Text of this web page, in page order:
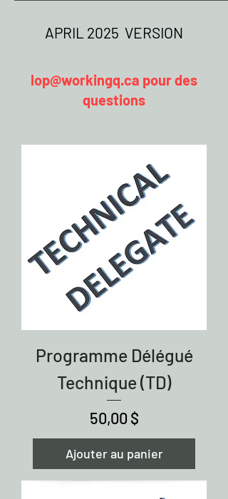
APRIL 2025 VERSION
lop@workingq.ca pour des
questions
Programme Délégué
Technique (TD)
Prix
50,00 $
Ajouter au panier